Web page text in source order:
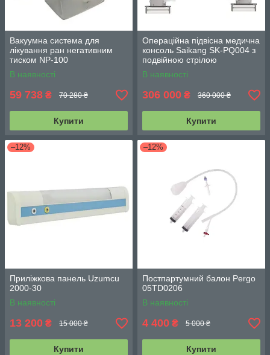
Вакуумна система для
лікування ран негативним
тиском NP-100
В наявності
59 738 ₴ 70 280 ₴
Купити
Операційна підвісна медична
консоль Saikang SK-PQ004 з
подвійною стрілою
В наявності
306 000 ₴ 360 000 ₴
Купити
–12%
Приліжкова панель Uzumcu
2000-30
В наявності
13 200 ₴ 15 000 ₴
Купити
–12%
Постпартумний балон Pergo
05TD0206
В наявності
4 400 ₴ 5 000 ₴
Купити